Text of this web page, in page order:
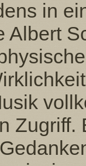
in
Albert
Zugriff.